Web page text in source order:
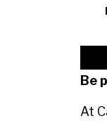
Be
At